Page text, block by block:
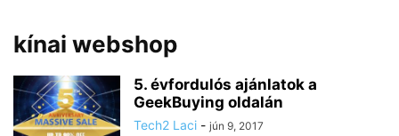
kínai webshop
5. évfordulós ajánlatok a
GeekBuying oldalán
Tech2 Laci - jún 9, 2017